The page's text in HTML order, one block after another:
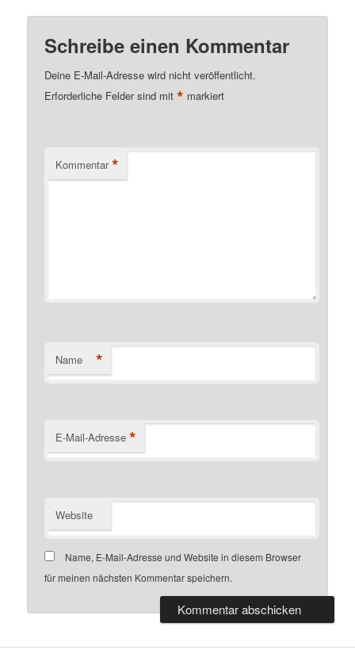
Schreibe einen Kommentar
Deine E-Mail-Adresse wird nicht veröffentlicht.
Erforderliche Felder sind mit* markiert
Kommentar *
Name *
E-Mail-Adresse *
Website
Name, E-Mail-Adresse und Website in diesem Browser
für meinen nächsten Kommentar speichern.